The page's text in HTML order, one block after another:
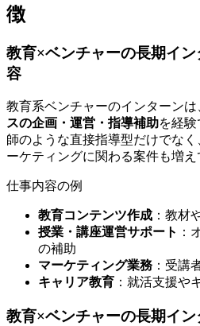
徴
教育×ベンチャーの長期イ
容
教育系ベンチャーのインターンは
スの企画・運営・指導補助を経
師のような直接指導型だけでな
ーケティングに関わる案件も増え
仕事内容の例
教育コンテンツ作成 ：教材
授業・講座運営サポート ：
の補助
マーケティング業務 ：受講
キャリア教育 ：就活支援や
教育×ベンチャーの長期イン